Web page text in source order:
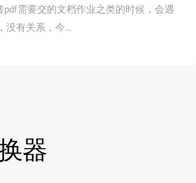
需要交的文档作业之类的时候，会遇
没有关系，今...
器